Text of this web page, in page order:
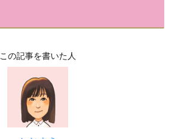
この記事を書いた人